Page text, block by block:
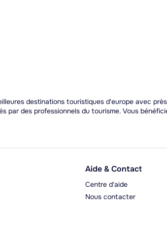
destinations touristiques d'europe avec
par des professionnels du tourisme. Vous
Aide & Contact
Centre d'aide
Nous contacter